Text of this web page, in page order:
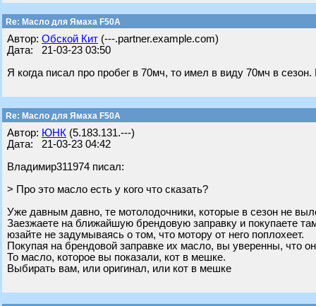
Re: Масло для Ямаха F50A
Автор: Обской Кит (---.partner.example.com)
Дата: 21-03-23 03:50
Я когда писал про пробег в 70мч, то имел в виду 70мч в
Re: Масло для Ямаха F50A
Автор: ЮНК (5.183.131.---)
Дата: 21-03-23 04:42
Владимир311974 писал:
> Про это масло есть у кого что сказать?
Уже давным давно, те мотолодочники, которые в сезон не
Заезжаете на ближайшую брендовую заправку и покупаете
юзайте не задумываясь о том, что мотору от него поплохеет.
Покупая на брендовой заправке их масло, вы уверенны, что
То масло, которое вы показали, кот в мешке.
Выбирать вам, или оригинал, или кот в мешке